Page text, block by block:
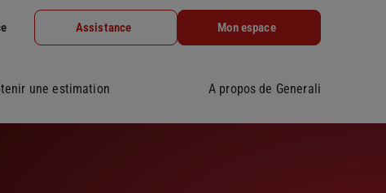
Assistance Mon espace
une estimation A propos de Generali